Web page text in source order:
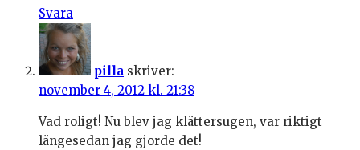
Svara
pilla skriver:
november 4, 2012 kl. 21:38
Vad roligt! Nu blev jag klättersugen, var riktigt
längesedan jag gjorde det!